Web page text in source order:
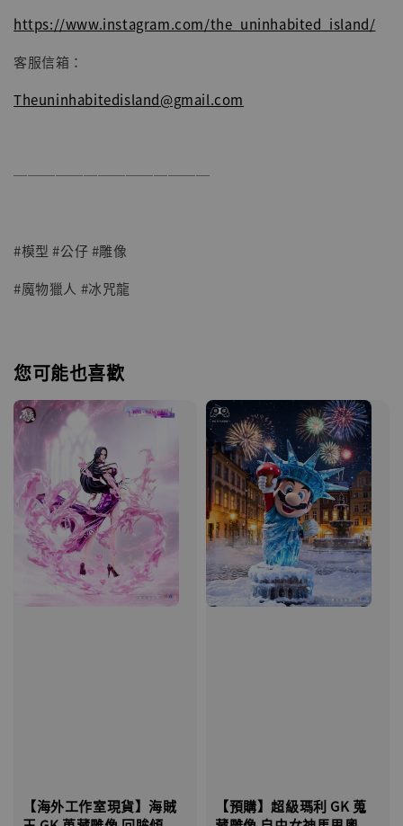
https://www.instagram.com/the_uninhabited_island/
客服信箱：
Theuninhabitedisland@gmail.com
──────────────
#模型 #公仔 #雕像
#魔物獵人 #冰咒龍
您可能也喜歡
【海外工作室現貨】海賊
【預購】超級瑪利 GK 蒐